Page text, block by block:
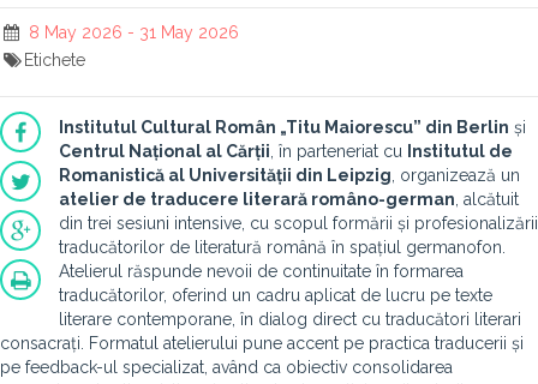
8 May 2026 - 31 May 2026
Etichete
Institutul Cultural Român „Titu Maiorescu” din Berlin și
Centrul Național al Cărții , în parteneriat cu
Institutul de
Romanistică al Universității din Leipzig , organizează un
atelier de traducere literară româno-german , alcătuit
din trei sesiuni intensive, cu scopul formării și profesionalizării
traducătorilor de literatură română în spațiul germanofon.
Atelierul răspunde nevoii de continuitate în formarea
traducătorilor, oferind un cadru aplicat de lucru pe texte
literare contemporane, în dialog direct cu traducători literari
consacrați. Formatul atelierului pune accent pe practica traducerii și
pe feedback-ul specializat, având ca obiectiv consolidarea